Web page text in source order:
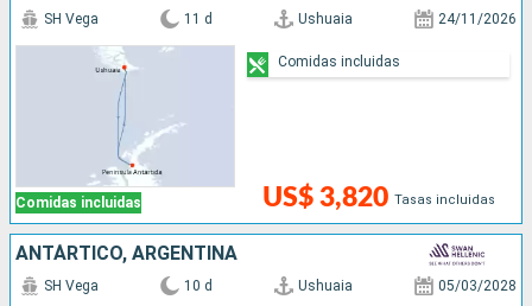
Comidas incluidas
SH Vega 11 d Ushuaia 24/11/2026
US$ 3,820 Tasas incluidas
Comidas incluidas
ANTÁRTICO, ARGENTINA
SH Vega 10 d Ushuaia 05/03/2028